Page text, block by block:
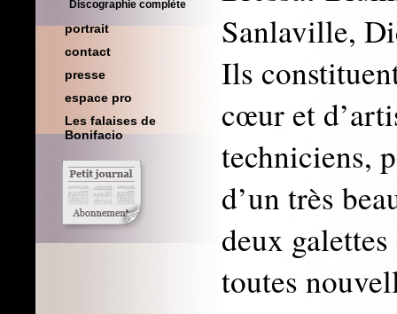
Discographie complète
portrait
contact
presse
espace pro
Les falaises de
Bonifacio
Sanlaville,
Ils
cœur et
techniciens,
d’un très
deux
toutes